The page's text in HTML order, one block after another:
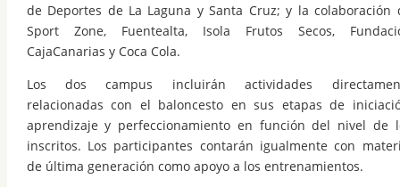
de Deportes de La Laguna y Santa Cruz; y la colaboración
Sport Zone, Fuentealta, Isola Frutos Secos,
CajaCanarias y Coca Cola.
Los dos campus incluirán actividades
relacionadas con el baloncesto en sus etapas de
aprendizaje y perfeccionamiento en función del nivel de
inscritos. Los participantes contarán igualmente con
de última generación como apoyo a los entrenamientos.